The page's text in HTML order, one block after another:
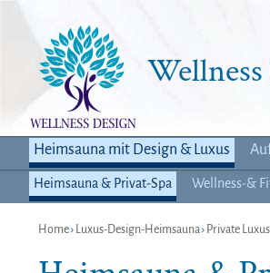
Heimsauna mit Design & Luxus
Heimsauna & Privat-Spa Wellness-&
Home› Luxus-Design-Heimsauna› Private